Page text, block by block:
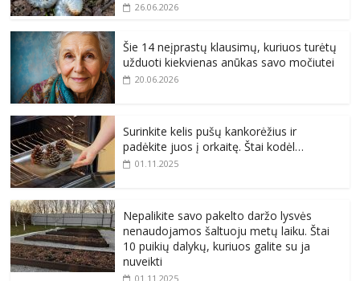
26.06.2026
Šie 14 neįprastų klausimų, kuriuos turėtų
užduoti kiekvienas anūkas savo močiutei
20.06.2026
Surinkite kelis pušų kankorėžius ir
padėkite juos į orkaitę. Štai kodėl…
01.11.2025
Nepalikite savo pakelto daržo lysvės
nenaudojamos šaltuoju metų laiku. Štai
10 puikių dalykų, kuriuos galite su ja
nuveikti
01.11.2025